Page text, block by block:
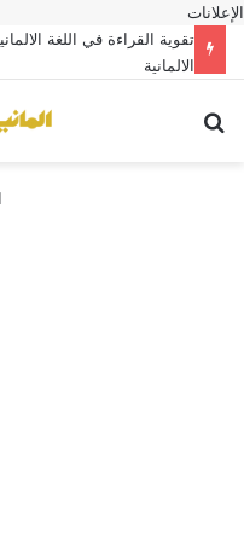
الإعلانات
تقوية القراءة في اللغة
الالمانية